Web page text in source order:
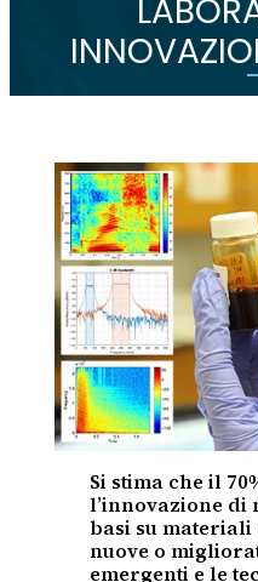
Si stima che il
l’innovazione di
basi su
nuove o
emergenti e le